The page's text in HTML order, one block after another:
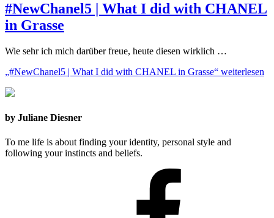
#NewChanel5 | What I did with CHANEL
in Grasse
Wie sehr ich mich darüber freue, heute diesen wirklich …
„#NewChanel5 | What I did with CHANEL in Grasse“ weiterlesen
by Juliane Diesner
To me life is about finding your identity, personal style and
following your instincts and beliefs.